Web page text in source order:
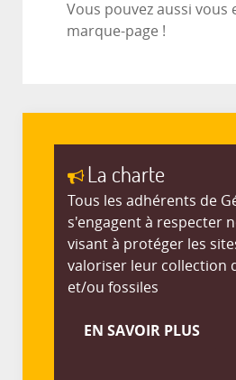
Vous pouvez aussi vous
marque-page !
La charte
Tous les adhérents de
s'engagent à respecter
visant à protéger les
valoriser leur collection
et/ou fossiles
EN SAVOIR PLUS